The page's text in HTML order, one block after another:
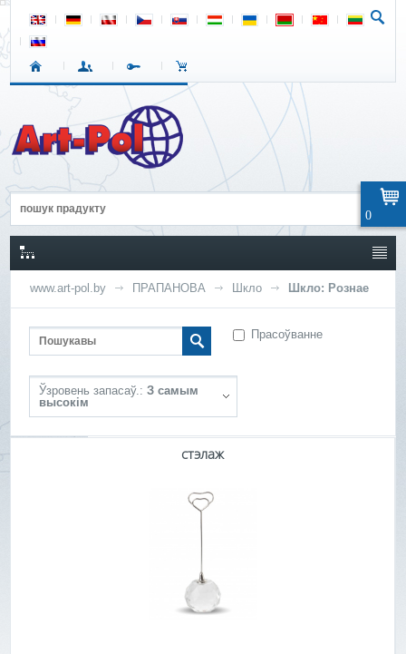
www.art-pol.by ПРАПАНОВА Шкло Шкло: Рознае
Прасоўванне
Ўзровень запасаў.: З самым
высокім
стэлаж
0